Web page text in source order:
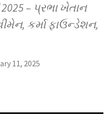
– પ્રભા ખેતાન
કર્મા ફાઉન્ડેશન,
11, 2025